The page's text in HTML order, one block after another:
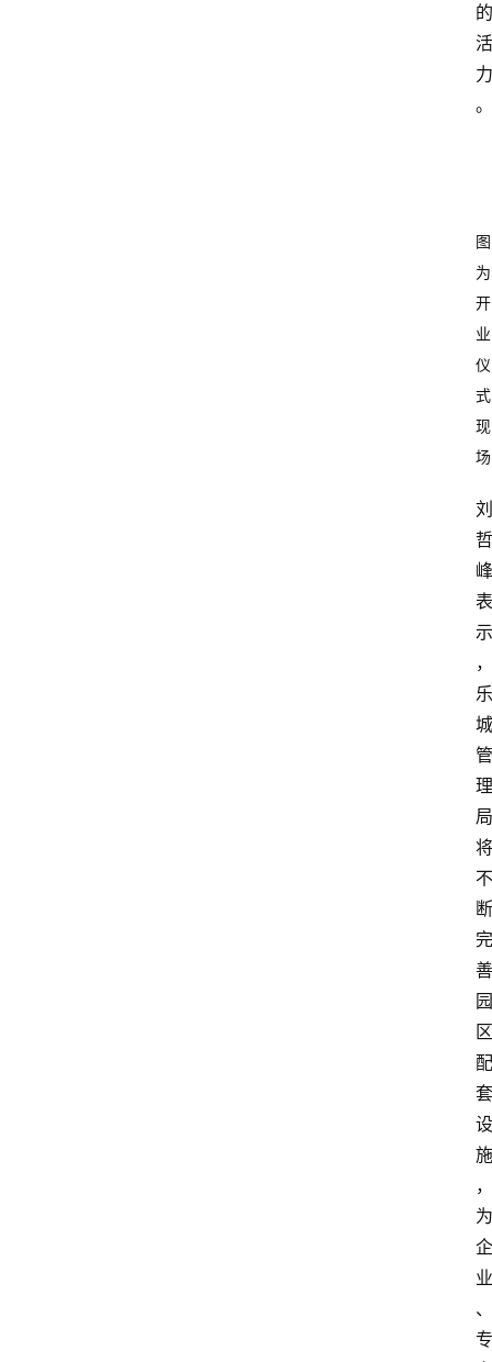
的
活
力
。
图
为
开
业
仪
式
现
场
刘
哲
峰
表
示
，
乐
城
管
理
局
将
不
断
完
善
园
区
配
套
设
施
，
为
企
业
、
专